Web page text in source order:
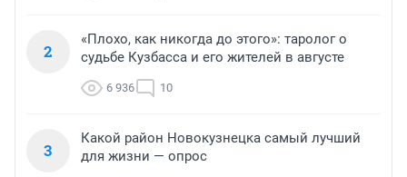
2
«Плохо, как никогда до этого»: таролог о
судьбе Кузбасса и его жителей в августе
6 936 10
3
Какой район Новокузнецка самый лучший
для жизни — опрос